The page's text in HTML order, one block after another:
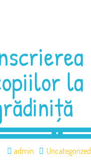
la
admin Uncategorized